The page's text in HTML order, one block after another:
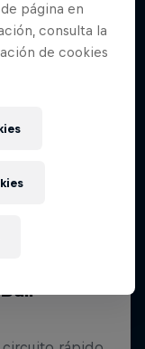
página en
consulta la
de cookies